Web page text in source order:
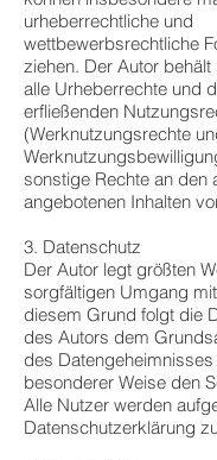
urheberrechtliche und
wettbewerbsrechtliche
ziehen. Der Autor
alle Urheberrechte und
erfließenden
(Werknutzungsrechte
sonstige Rechte an den
angebotenen Inhalten
3. Datenschutz
Der Autor legt größten
sorgfältigen Umgang
diesem Grund folgt die
des Autors dem
des
besonderer Weise den
Alle Nutzer werden
Datenschutzerklärung